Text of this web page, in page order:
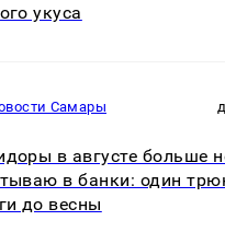
укуса
Самары
в августе больше
в банки: один
до весны